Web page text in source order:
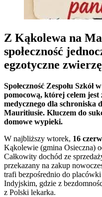
Z Kąkolewa na
społeczność
egzotyczne
Społeczność Zespołu
pomocową, której celem jest
medycznego dla schroniska
Mauritiusie. Kluczem do
domowe wypieki.
W najbliższy wtorek, 16
Kąkolewie (gmina Osieczna)
Całkowity dochód ze
przekazany na zakup
trafi bezpośrednio do
Indyjskim, gdzie z
z Polski lekarka.